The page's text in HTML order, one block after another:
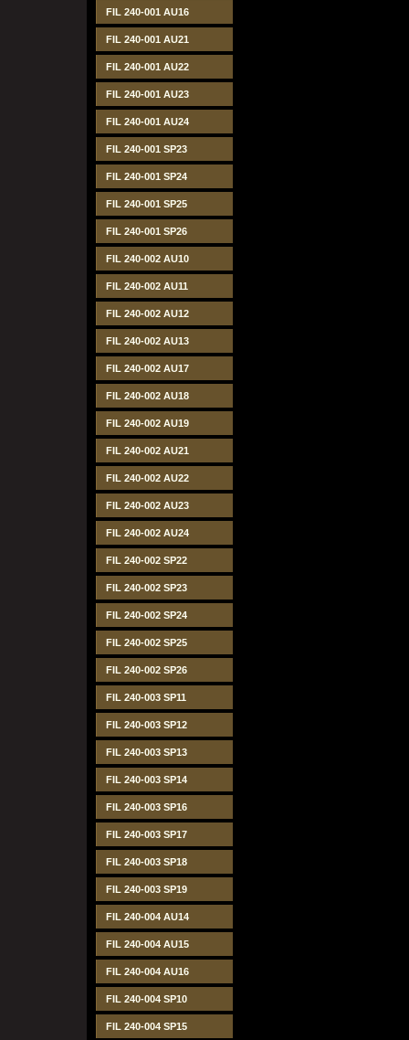
FIL 240-001 AU16
FIL 240-001 AU21
FIL 240-001 AU22
FIL 240-001 AU23
FIL 240-001 AU24
FIL 240-001 SP23
FIL 240-001 SP24
FIL 240-001 SP25
FIL 240-001 SP26
FIL 240-002 AU10
FIL 240-002 AU11
FIL 240-002 AU12
FIL 240-002 AU13
FIL 240-002 AU17
FIL 240-002 AU18
FIL 240-002 AU19
FIL 240-002 AU21
FIL 240-002 AU22
FIL 240-002 AU23
FIL 240-002 AU24
FIL 240-002 SP22
FIL 240-002 SP23
FIL 240-002 SP24
FIL 240-002 SP25
FIL 240-002 SP26
FIL 240-003 SP11
FIL 240-003 SP12
FIL 240-003 SP13
FIL 240-003 SP14
FIL 240-003 SP16
FIL 240-003 SP17
FIL 240-003 SP18
FIL 240-003 SP19
FIL 240-004 AU14
FIL 240-004 AU15
FIL 240-004 AU16
FIL 240-004 SP10
FIL 240-004 SP15